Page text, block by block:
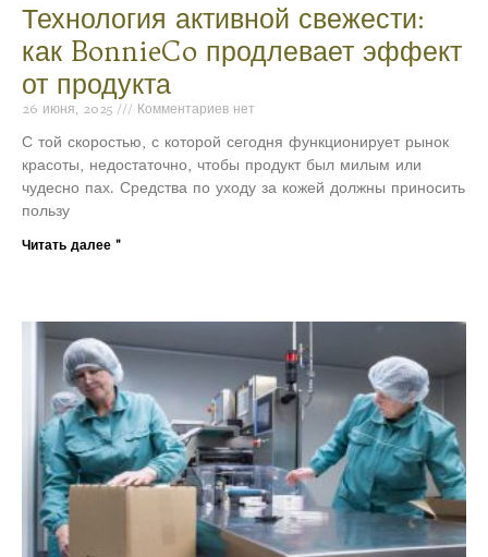
Технология активной свежести:
как BonnieCo продлевает эффект
от продукта
26 июня, 2025 Комментариев нет
С той скоростью, с которой сегодня функционирует рынок
красоты, недостаточно, чтобы продукт был милым или
чудесно пах. Средства по уходу за кожей должны приносить
пользу
Читать далее "